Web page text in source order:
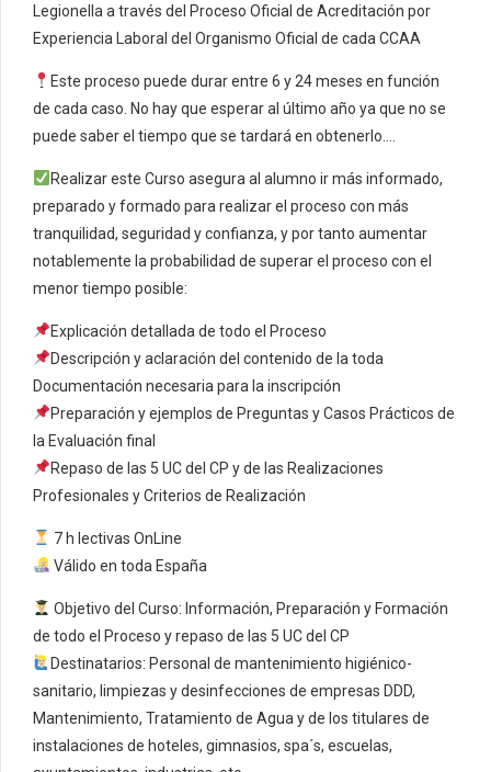
Legionella a través del Proceso Oficial de Acreditación por
Experiencia Laboral del Organismo Oficial de cada CCAA
Este proceso puede durar entre 6 y 24 meses en función
de cada caso. No hay que esperar al último año ya que no se
puede saber el tiempo que se tardará en obtenerlo….
Realizar este Curso asegura al alumno ir más informado,
preparado y formado para realizar el proceso con más
tranquilidad, seguridad y confianza, y por tanto aumentar
notablemente la probabilidad de superar el proceso con el
menor tiempo posible:
Explicación detallada de todo el Proceso
Descripción y aclaración del contenido de la toda
Documentación necesaria para la inscripción
Preparación y ejemplos de Preguntas y Casos Prácticos de
la Evaluación final
Repaso de las 5 UC del CP y de las Realizaciones
Profesionales y Criterios de Realización
7 h lectivas OnLine
Válido en toda España
Objetivo del Curso: Información, Preparación y Formación
de todo el Proceso y repaso de las 5 UC del CP
Destinatarios: Personal de mantenimiento higiénico-
sanitario, limpiezas y desinfecciones de empresas DDD,
Mantenimiento, Tratamiento de Agua y de los titulares de
instalaciones de hoteles, gimnasios, spa´s, escuelas,